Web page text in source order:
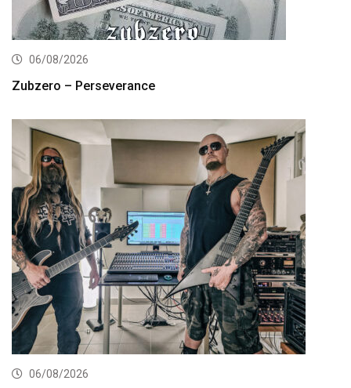
06/08/2026
Zubzero – Perseverance
06/08/2026